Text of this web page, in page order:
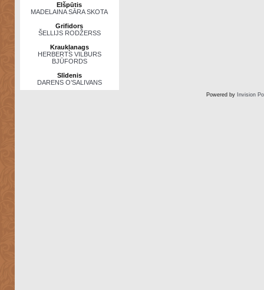
Elšpūtis
MADELAINA SĀRA SKOTA
Grifidors
ŠELLIJS RODŽERSS
Kraukļanags
HERBERTS VILBURS
BJŪFORDS
Slīdenis
DARENS O’SALIVANS
Powered by Invision